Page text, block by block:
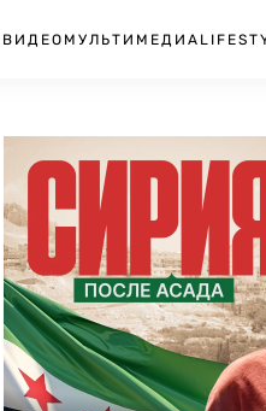
ВИДЕО МУЛЬТИМЕДИА